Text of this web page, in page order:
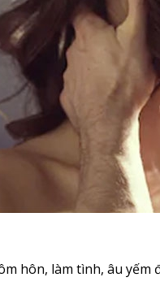
hôn, làm tình, âu